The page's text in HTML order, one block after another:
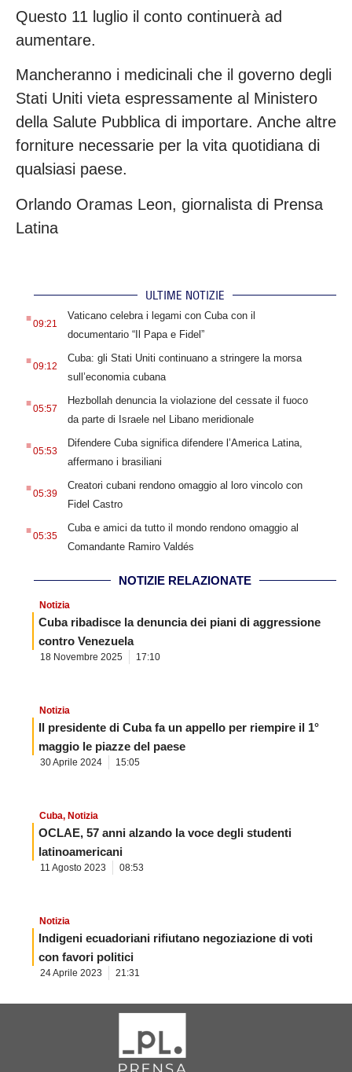
Questo 11 luglio il conto continuerà ad
aumentare.
Mancheranno i medicinali che il governo degli
Stati Uniti vieta espressamente al Ministero
della Salute Pubblica di importare. Anche altre
forniture necessarie per la vita quotidiana di
qualsiasi paese.
Orlando Oramas Leon, giornalista di Prensa
Latina
ULTIME NOTIZIE
.09:21
Vaticano celebra i legami con Cuba con il
documentario “Il Papa e Fidel”
.09:12
Cuba: gli Stati Uniti continuano a stringere la morsa
sull’economia cubana
.05:57
Hezbollah denuncia la violazione del cessate il fuoco
da parte di Israele nel Libano meridionale
.05:53
Difendere Cuba significa difendere l’America Latina,
affermano i brasiliani
.05:39
Creatori cubani rendono omaggio al loro vincolo con
Fidel Castro
.05:35
Cuba e amici da tutto il mondo rendono omaggio al
Comandante Ramiro Valdés
NOTIZIE RELAZIONATE
Notizia
Cuba ribadisce la denuncia dei piani di aggressione
contro Venezuela
18 Novembre 2025 17:10
Notizia
Il presidente di Cuba fa un appello per riempire il 1°
maggio le piazze del paese
30 Aprile 2024 15:05
Cuba, Notizia
OCLAE, 57 anni alzando la voce degli studenti
latinoamericani
11 Agosto 2023 08:53
Notizia
Indigeni ecuadoriani rifiutano negoziazione di voti
con favori politici
24 Aprile 2023 21:31